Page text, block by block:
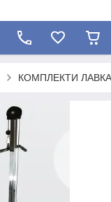
КОМПЛЕКТИ ЛАВКА